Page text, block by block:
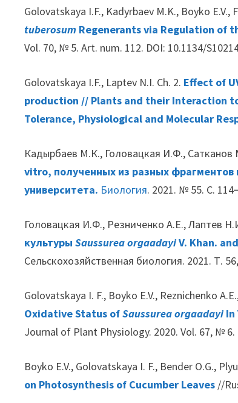
Golovatskaya I.F., Kadyrbaev M.K., Boyko E.V.,
tuberosum Regenerants via Regulation of
Vol. 70, № 5. Art. num. 112. DOI: 10.1134/
Golovatskaya I.F., Laptev N.I. Ch. 2. Effect of
production // Plants and their Interaction
Tolerance, Physiological and Molecular
Кадырбаев М.К., Головацкая И.Ф.,
vitro, полученных из разных фрагментов
университета. Биология. 2021. № 55. С.
Головацкая И.Ф., Резниченко А.Е., Лаптев
культурыSaussurea orgaadayiV. Khan.
Сельскохозяйственная биология. 2021. Т.
Golovatskaya I. F., Boyko E.V., Reznichenko
Oxidative Status ofSaussurea orgaadayiIn
Journal of Plant Physiology. 2020. Vol. 67, № 6.
Boyko E.V., Golovatskaya I. F., Bender O.G.,
on Photosynthesis of Cucumber Leaves //